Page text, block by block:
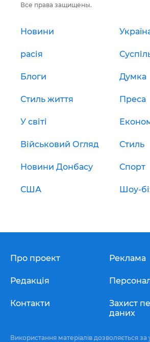
Все права защищены.
Новини
расія
Блоги Думка
Стиль життя Преса
У світі
Військовий Огляд Стиль
Новини Донбасу Спорт
США Шоу-
Про проект
Редакція
Контакти
Реклама
Захист
даних
Використання матеріалів дозволяється